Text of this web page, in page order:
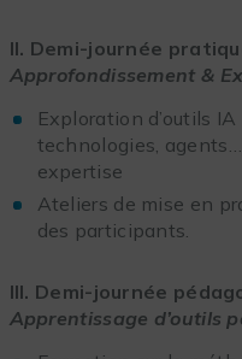
II. Demi-journée
Approfondissement &
Exploration d’outils
technologies,
expertise
Ateliers de mise en
des participants.
III. Demi-journée
Apprentissage d’outils